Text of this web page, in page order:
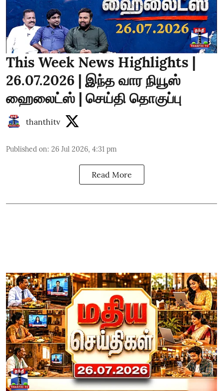
This Week News Highlights |
26.07.2026 | இந்த வார நியூஸ்
ஹைலைட்ஸ் | செய்தி தொகுப்பு
thanthitv
Published on: 26 Jul 2026, 4:31 pm
Read More